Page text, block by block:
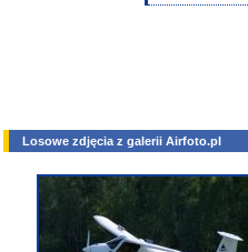
Losowe zdjęcia z galerii Airfoto.pl